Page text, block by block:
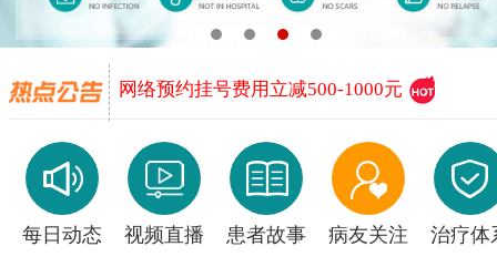
网络预约挂号费用立减500-1000元
每日动态 视频直播 患者故事 病友关注 治疗体